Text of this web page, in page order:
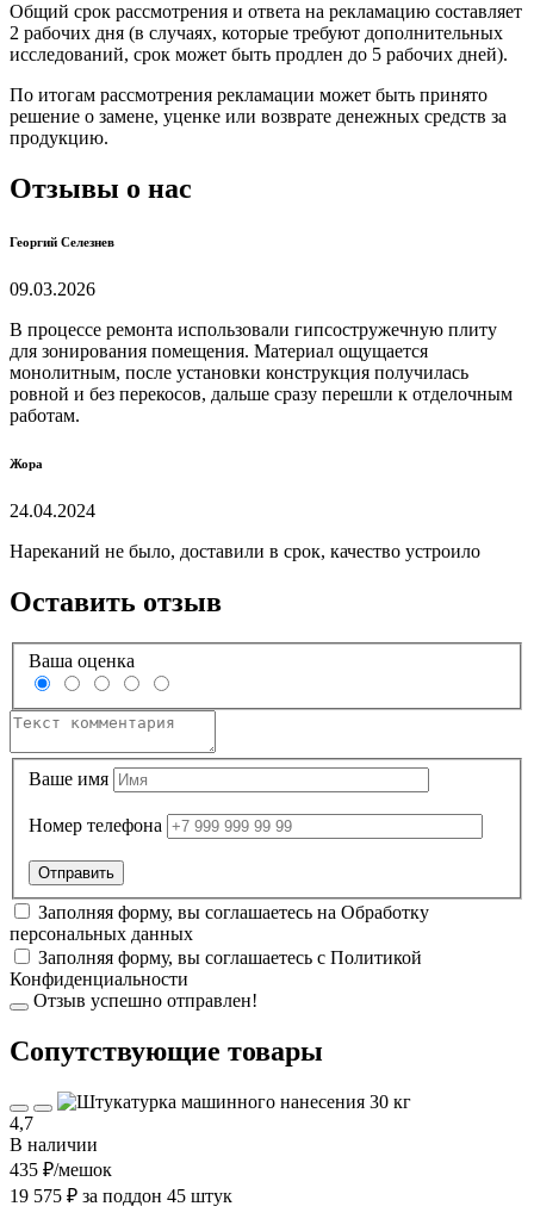
Общий срок рассмотрения и ответа на рекламацию составляет
2 рабочих дня (в случаях, которые требуют дополнительных
исследований, срок может быть продлен до 5 рабочих дней).
По итогам рассмотрения рекламации может быть принято
решение о замене, уценке или возврате денежных средств за
продукцию.
Отзывы о нас
Георгий Селезнев
09.03.2026
В процессе ремонта использовали гипсостружечную плиту
для зонирования помещения. Материал ощущается
монолитным, после установки конструкция получилась
ровной и без перекосов, дальше сразу перешли к отделочным
работам.
Жора
24.04.2024
Нареканий не было, доставили в срок, качество устроило
Оставить отзыв
Ваша оценка
Ваше имя
Номер телефона
Заполняя форму, вы соглашаетесь на Обработку
персональных данных
Заполняя форму, вы соглашаетесь с Политикой
Конфиденциальности
Отзыв успешно отправлен!
Cопутствующие товары
4,7
В наличии
435 ₽/мешок
19 575 ₽ за поддон 45 штук